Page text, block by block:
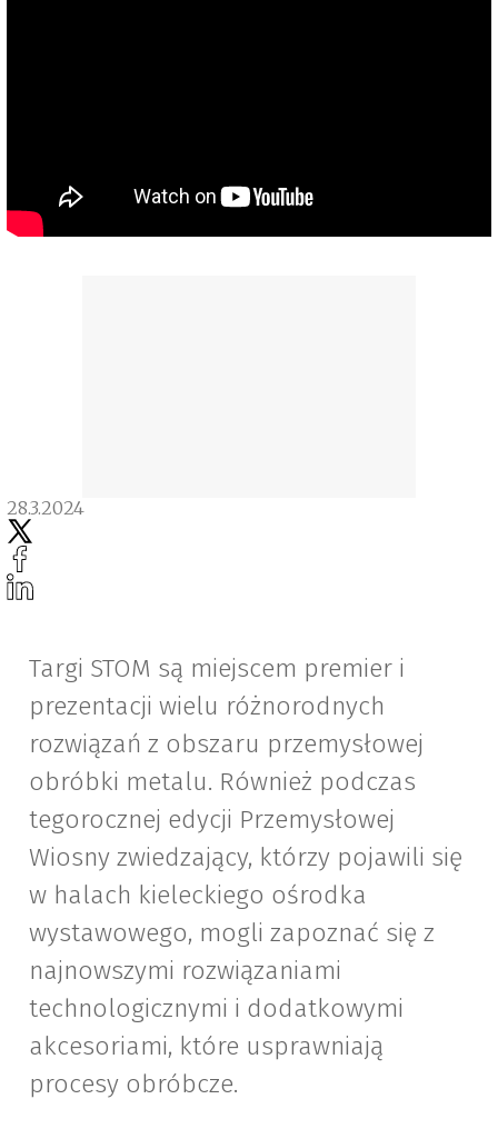
28.3.2024
Targi STOM są miejscem premier i
prezentacji wielu różnorodnych
rozwiązań z obszaru przemysłowej
obróbki metalu. Również podczas
tegorocznej edycji Przemysłowej
Wiosny zwiedzający, którzy pojawili się
w halach kieleckiego ośrodka
wystawowego, mogli zapoznać się z
najnowszymi rozwiązaniami
technologicznymi i dodatkowymi
akcesoriami, które usprawniają
procesy obróbcze.